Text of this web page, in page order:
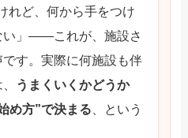
れど、何から手をつけ
い」——これが、施設さ
す。実際に何施設も伴
うまくいくかどうか
め方”で決まる 、という